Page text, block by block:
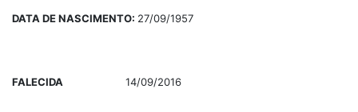
DATA DE NASCIMENTO: 27/09/1957
FALECIDA 14/09/2016